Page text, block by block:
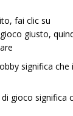
fai clic su
giusto,
significa
gioco significa